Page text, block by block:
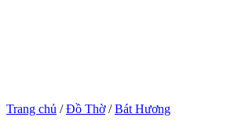
Trang chủ / Đồ Thờ / Bát Hương